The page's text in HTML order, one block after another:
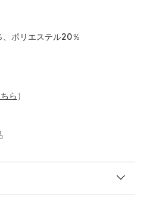
、ポリエステル20％
ら ）